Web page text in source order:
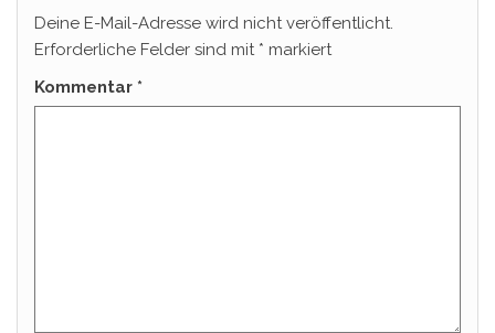
Deine E-Mail-Adresse wird nicht veröffentlicht.
Erforderliche Felder sind mit * markiert
Kommentar *